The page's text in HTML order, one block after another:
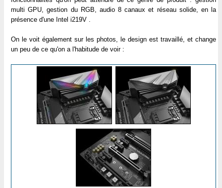
multi GPU, gestion du RGB, audio 8 canaux et réseau solide, en la
présence d'une Intel i219V .
On le voit également sur les photos, le design est travaillé, et change
un peu de ce qu'on a l'habitude de voir :